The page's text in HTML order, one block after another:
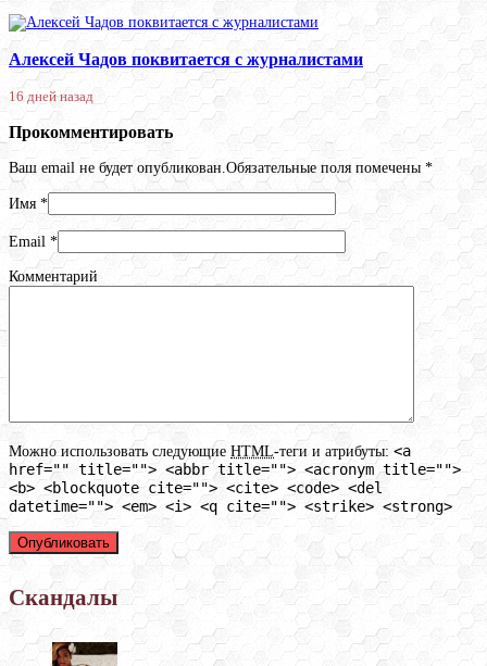
Алексей Чадов поквитается с журналистами
16 дней назад
Прокомментировать
Ваш email не будет опубликован.Обязательные поля помечены *
Имя *
Email *
Комментарий
Можно использовать следующие HTML-теги и атрибуты: <a
href="" title=""> <abbr title=""> <acronym title="">
<b> <blockquote cite=""> <cite> <code> <del
datetime=""> <em> <i> <q cite=""> <strike> <strong>
Скандалы